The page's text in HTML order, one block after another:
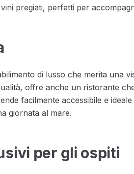
pregiati, perfetti per
di lusso che merita una
offre anche un ristorante
facilmente accessibile e
giornata al mare.
per gli ospiti